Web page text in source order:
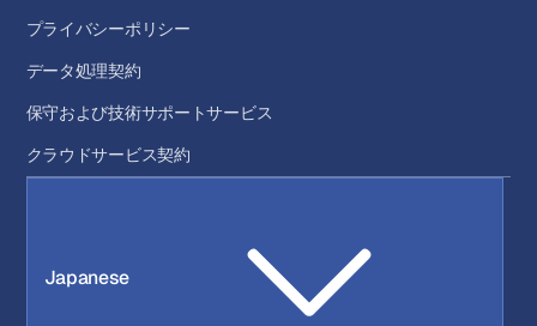
プライバシーポリシー
データ処理契約
保守および技術サポートサービス
クラウドサービス契約
Japanese